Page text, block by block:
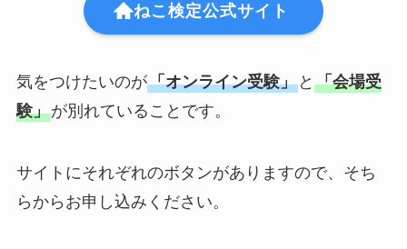
ねこ検定公式サイト
気をつけたいのが「オンライン受験」と 「会場受
験」が別れていることです。
サイトにそれぞれのボタンがありますので、そち
らからお申し込みください。